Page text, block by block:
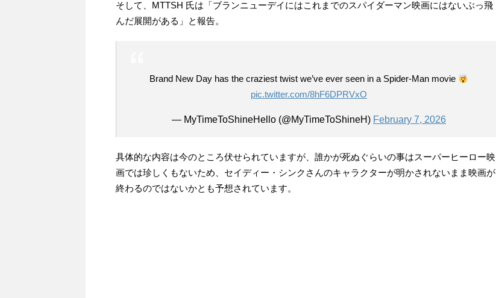
そして、MTTSH 氏は「ブランニューデイにはこれまでのスパイダーマン映画にはないぶっ飛
んだ展開がある」と報告。
Brand New Day has the craziest twist we’ve ever seen in a Spider-Man movie
pic.twitter.com/8hF6DPRVxO
— MyTimeToShineHello (@MyTimeToShineH) February 7, 2026
具体的な内容は今のところ伏せられていますが、誰かが死ぬぐらいの事はスーパーヒーロー映
画では珍しくもないため、セイディー・シンクさんのキャラクターが明かされないまま映画が
終わるのではないかとも予想されています。